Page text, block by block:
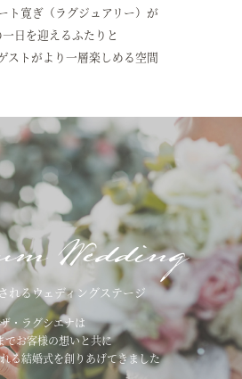
ト寛ぎ（ラグジュアリー）が
日を迎えるふたりと
ストがより一層楽しめる空間
Wedding
れるウェディングステージ
ザ・ラグシエナは
でお客様の想いと共に
る結婚式を創りあげてきました